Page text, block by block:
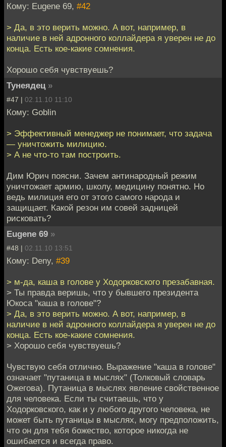
Кому: Eugene 69, #42
> Да, в это верить можно. А вот, например, в
наличие в ней адронного коллайдера я уверен не до
конца. Есть кое-какие сомнения.
Хорошо себя чувствуешь?
Тунеядец »
#47 | 02.11.10 11:10
Кому: Goblin
> Эффективный менеджер не понимает, что задача
— уничтожить милицию.
> А не что-то там построить.
Дим Юрич поясни. Зачем антинародный режим
уничтожает армию, школу, медицину понятно. Но
ведь милиция его от этого самого народа и
защищает. Какой резон им совей задницей
рисковать?
Eugene 69 »
#48 | 02.11.10 13:51
Кому: Deny, #39
> м-да, каша в голове у Ходорковского презабавная.
> Ты правда веришь, что у бывшего президента
Юкоса "каша в голове"?
> Да, в это верить можно. А вот, например, в
наличие в ней адронного коллайдера я уверен не до
конца. Есть кое-какие сомнения.
> Хорошо себя чувствуешь?
Чувствую себя отлично. Выражение "каша в голове"
означает "путаница в мыслях" (Толковый словарь
Ожегова). Путаница в мыслях явление свойственное
для человека. Если ты считаешь, что у
Ходорковского, как и у любого другого человека, не
может быть путаницы в мыслях, могу предположить,
что он для тебя божество, которое никогда не
ошибается и всегда право.